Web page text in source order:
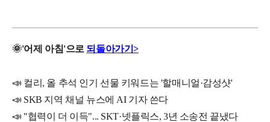
🌞'어제 아침'으로 되돌아가기>
📣 컬리, 올 추석 인기 선물 키워드는 '할매니얼·감성샷'
📣 SKB 지역 채널 뉴스에 AI 기자 쓴다
📣 "협력이 더 이득"... SKT·넷플릭스, 3년 소송전 끝냈다